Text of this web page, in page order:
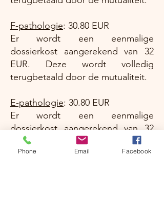
F-pathologie: 30.80 EUR
Er wordt een eenmalige
dossierkost aangerekend van 32
EUR. Deze wordt volledig
terugbetaald door de mutualiteit.
E-pathologie: 30.80 EUR
Er wordt een eenmalige
dossierkost aangerekend van 32
EUR. Deze wordt volledig
terugbetaald door de mutualiteit.
Phone Email Facebook